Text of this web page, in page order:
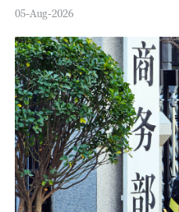
05-Aug-2026